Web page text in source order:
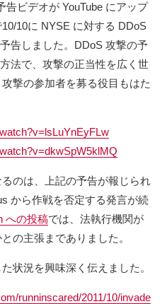
告ビデオが YouTube にアップ
10に NYSE に対する DDoS
告しました。DDoS 攻撃の予
法で、攻撃の正当性を広く世
撃の参加者を募る役目もはた
のは、上記の予告が報じられ
から作戦を否定する発言が続
への投稿では、法執行機関が
の主張までありました。
状況を興味深く伝えました。
runninscared/2011/10/invade